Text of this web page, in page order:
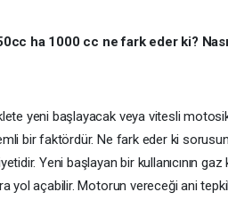
ha 1000 cc ne fark eder ki?
yeni başlayacak veya vitesli
bir faktördür. Ne fark eder ki
Yeni başlayan bir kullanıcının
yol açabilir. Motorun vereceği ani